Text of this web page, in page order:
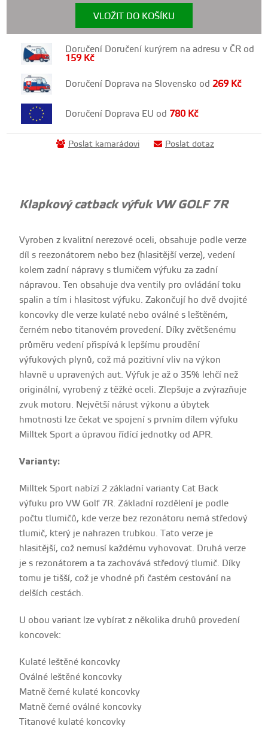
VLOŽIT DO KOŠÍKU
Doručení Doručení kurýrem na adresu v ČR od
159 Kč
Doručení Doprava na Slovensko od269 Kč
Doručení Doprava EU od 780 Kč
Poslat kamarádovi Poslat dotaz
Klapkový catback výfuk VW GOLF 7R
Vyroben z kvalitní nerezové oceli, obsahuje podle verze
díl s reezonátorem nebo bez (hlasitější verze), vedení
kolem zadní nápravy s tlumičem výfuku za zadní
nápravou. Ten obsahuje dva ventily pro ovládání toku
spalin a tím i hlasitost výfuku. Zakončují ho dvě dvojité
koncovky dle verze kulaté nebo oválné s leštěném,
černém nebo titanovém provedení. Díky zvětšenému
průměru vedení přispívá k lepšímu proudění
výfukových plynů, což má pozitivní vliv na výkon
hlavně u upravených aut. Výfuk je až o 35% lehčí než
originální, vyrobený z těžké oceli. Zlepšuje a zvýrazňuje
zvuk motoru. Největší nárust výkonu a úbytek
hmotnosti lze čekat ve spojení s prvním dílem výfuku
Milltek Sport a úpravou řídící jednotky od APR.
Varianty:
Milltek Sport nabízí 2 základní varianty Cat Back
výfuku pro VW Golf 7R. Základní rozdělení je podle
počtu tlumičů, kde verze bez rezonátoru nemá středový
tlumič, který je nahrazen trubkou. Tato verze je
hlasitější, což nemusí každému vyhovovat. Druhá verze
je s rezonátorem a ta zachovává středový tlumič. Díky
tomu je tišší, což je vhodné při častém cestování na
delších cestách.
U obou variant lze vybírat z několika druhů provedení
koncovek:
Kulaté leštěné koncovky
Oválné leštěné koncovky
Matně černé kulaté koncovky
Matně černé oválné koncovky
Titanové kulaté koncovky